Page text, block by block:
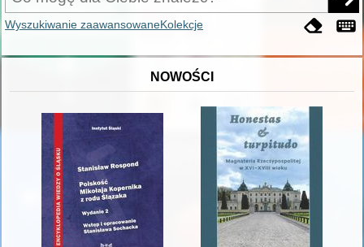
Wyszukiwanie zaawansowaneKolekcje
NOWOŚCI